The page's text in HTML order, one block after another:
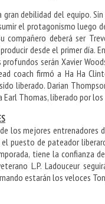
debilidad del equipo.
el protagonismo luego
compañero deberá ser
desde el primer día.
profundos serán Xavier
coach firmó a Ha Ha
liberado. Darian
Earl Thomas, liberado por
los mejores
el puesto de pateador
tiene la confianza
L.P. Ladouceur
estarán los veloces